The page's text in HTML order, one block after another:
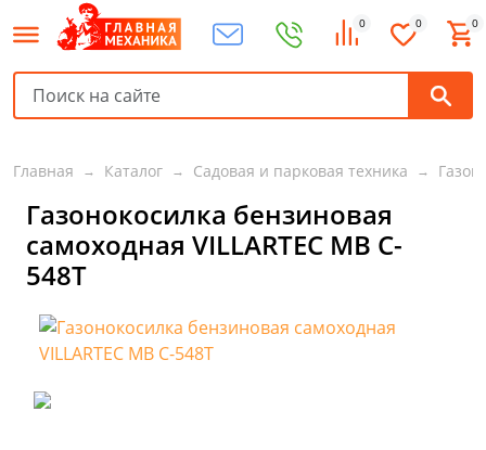
0 0 0
Главная Каталог Садовая и парковая техника
Газонокосилка бензиновая
самоходная VILLARTEC MB C-
548T